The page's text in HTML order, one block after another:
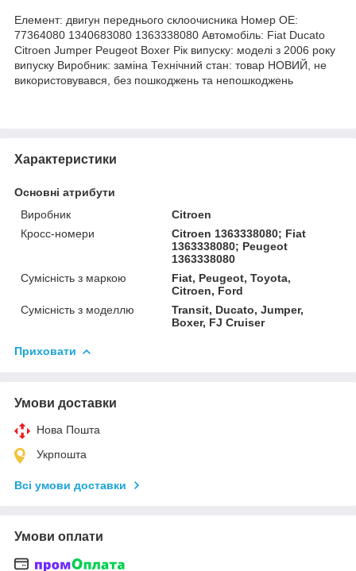
Елемент: двигун переднього склоочисника Номер OE:
77364080 1340683080 1363338080 Автомобіль: Fiat Ducato
Citroen Jumper Peugeot Boxer Рік випуску: моделі з 2006 року
випуску Виробник: заміна Технічний стан: товар НОВИЙ, не
використовувався, без пошкоджень та непошкоджень
Характеристики
Основні атрибути
Виробник
Citroen
Кросс-номери
Citroen 1363338080; Fiat
1363338080; Peugeot
1363338080
Сумісність з маркою
Fiat, Peugeot, Toyota,
Citroen, Ford
Сумісність з моделлю
Transit, Ducato, Jumper,
Boxer, FJ Cruiser
Приховати
Умови доставки
Нова Пошта
Укрпошта
Всі умови доставки
Умови оплати